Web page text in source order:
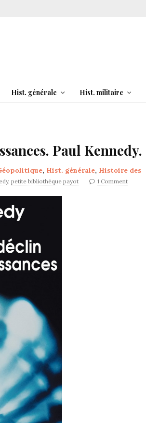
Hist. générale Hist. militaire
Paul Kennedy.
, Hist. générale, Histoire des
, petite bibliothèque payot 1 Comment